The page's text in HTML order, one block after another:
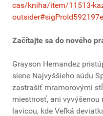
cas/kniha/item/11513-
Začítajte sa do nového
Grayson Hernandez
siene Najvyššieho súdu
zastrašiť mramorovými
miestnosť, ani
lavicou, kde Veľká